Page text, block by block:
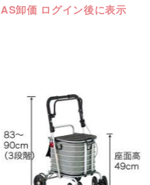
AS卸価 ログイン後に表示